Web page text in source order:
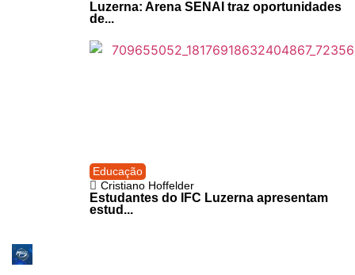
Luzerna: Arena SENAI traz oportunidades
de...
Educação
Cristiano Hoffelder
Estudantes do IFC Luzerna apresentam
estud...